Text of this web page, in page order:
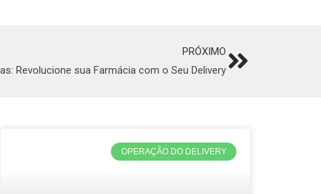
PRÓXIMO
Revolucione sua Farmácia com o Seu DeliveryNext
OPERAÇÃO DO DELIVERY